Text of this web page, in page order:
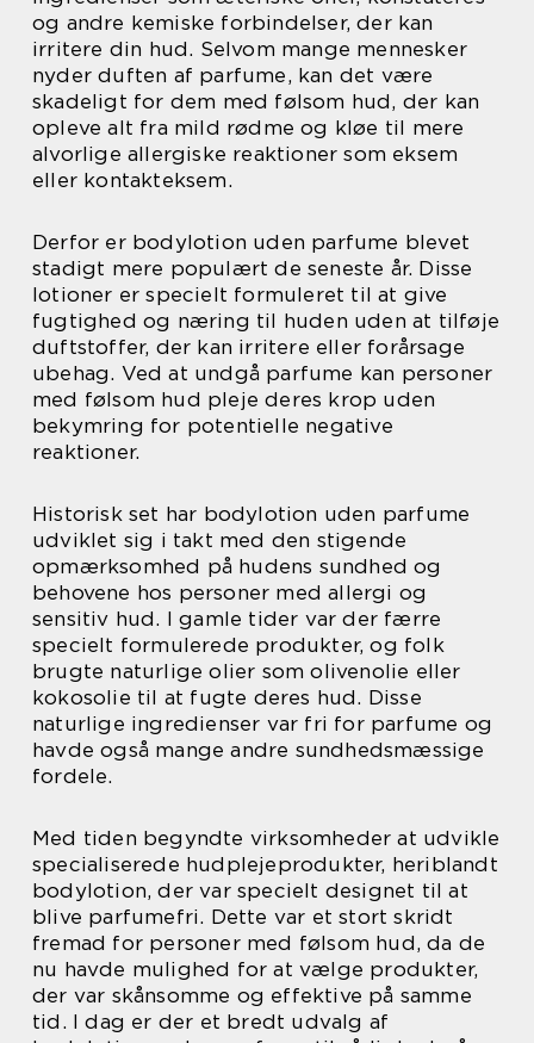
og andre kemiske forbindelser, der kan
irritere din hud. Selvom mange mennesker
nyder duften af parfume, kan det være
skadeligt for dem med følsom hud, der kan
opleve alt fra mild rødme og kløe til mere
alvorlige allergiske reaktioner som eksem
eller kontakteksem.
Derfor er bodylotion uden parfume blevet
stadigt mere populært de seneste år. Disse
lotioner er specielt formuleret til at give
fugtighed og næring til huden uden at tilføje
duftstoffer, der kan irritere eller forårsage
ubehag. Ved at undgå parfume kan personer
med følsom hud pleje deres krop uden
bekymring for potentielle negative
reaktioner.
Historisk set har bodylotion uden parfume
udviklet sig i takt med den stigende
opmærksomhed på hudens sundhed og
behovene hos personer med allergi og
sensitiv hud. I gamle tider var der færre
specielt formulerede produkter, og folk
brugte naturlige olier som olivenolie eller
kokosolie til at fugte deres hud. Disse
naturlige ingredienser var fri for parfume og
havde også mange andre sundhedsmæssige
fordele.
Med tiden begyndte virksomheder at udvikle
specialiserede hudplejeprodukter, heriblandt
bodylotion, der var specielt designet til at
blive parfumefri. Dette var et stort skridt
fremad for personer med følsom hud, da de
nu havde mulighed for at vælge produkter,
der var skånsomme og effektive på samme
tid. I dag er der et bredt udvalg af